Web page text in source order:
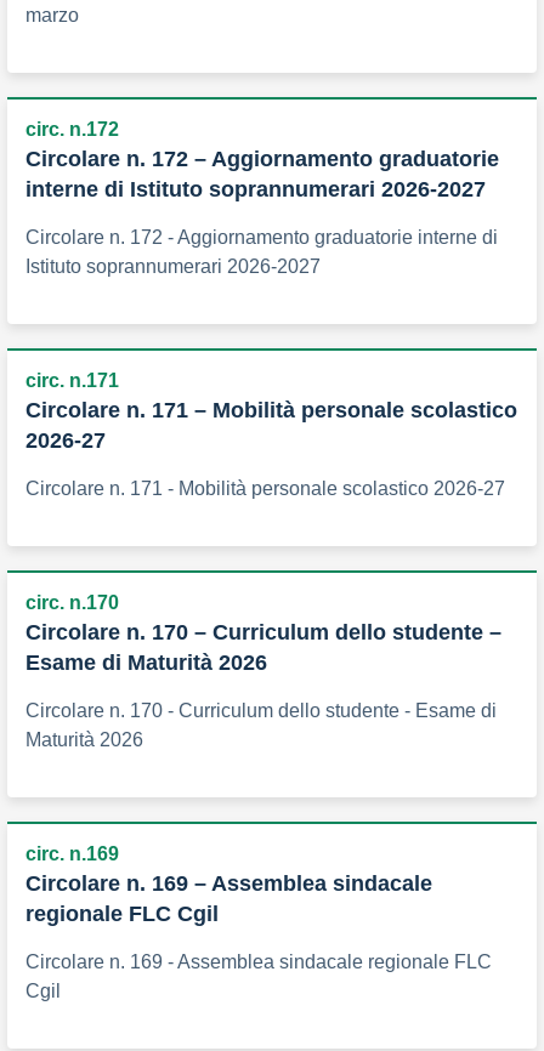
marzo
circ. n.172
Circolare n. 172 – Aggiornamento graduatorie
interne di Istituto soprannumerari 2026-2027
Circolare n. 172 - Aggiornamento graduatorie interne di
Istituto soprannumerari 2026-2027
circ. n.171
Circolare n. 171 – Mobilità personale scolastico
2026-27
Circolare n. 171 - Mobilità personale scolastico 2026-27
circ. n.170
Circolare n. 170 – Curriculum dello studente –
Esame di Maturità 2026
Circolare n. 170 - Curriculum dello studente - Esame di
Maturità 2026
circ. n.169
Circolare n. 169 – Assemblea sindacale
regionale FLC Cgil
Circolare n. 169 - Assemblea sindacale regionale FLC
Cgil